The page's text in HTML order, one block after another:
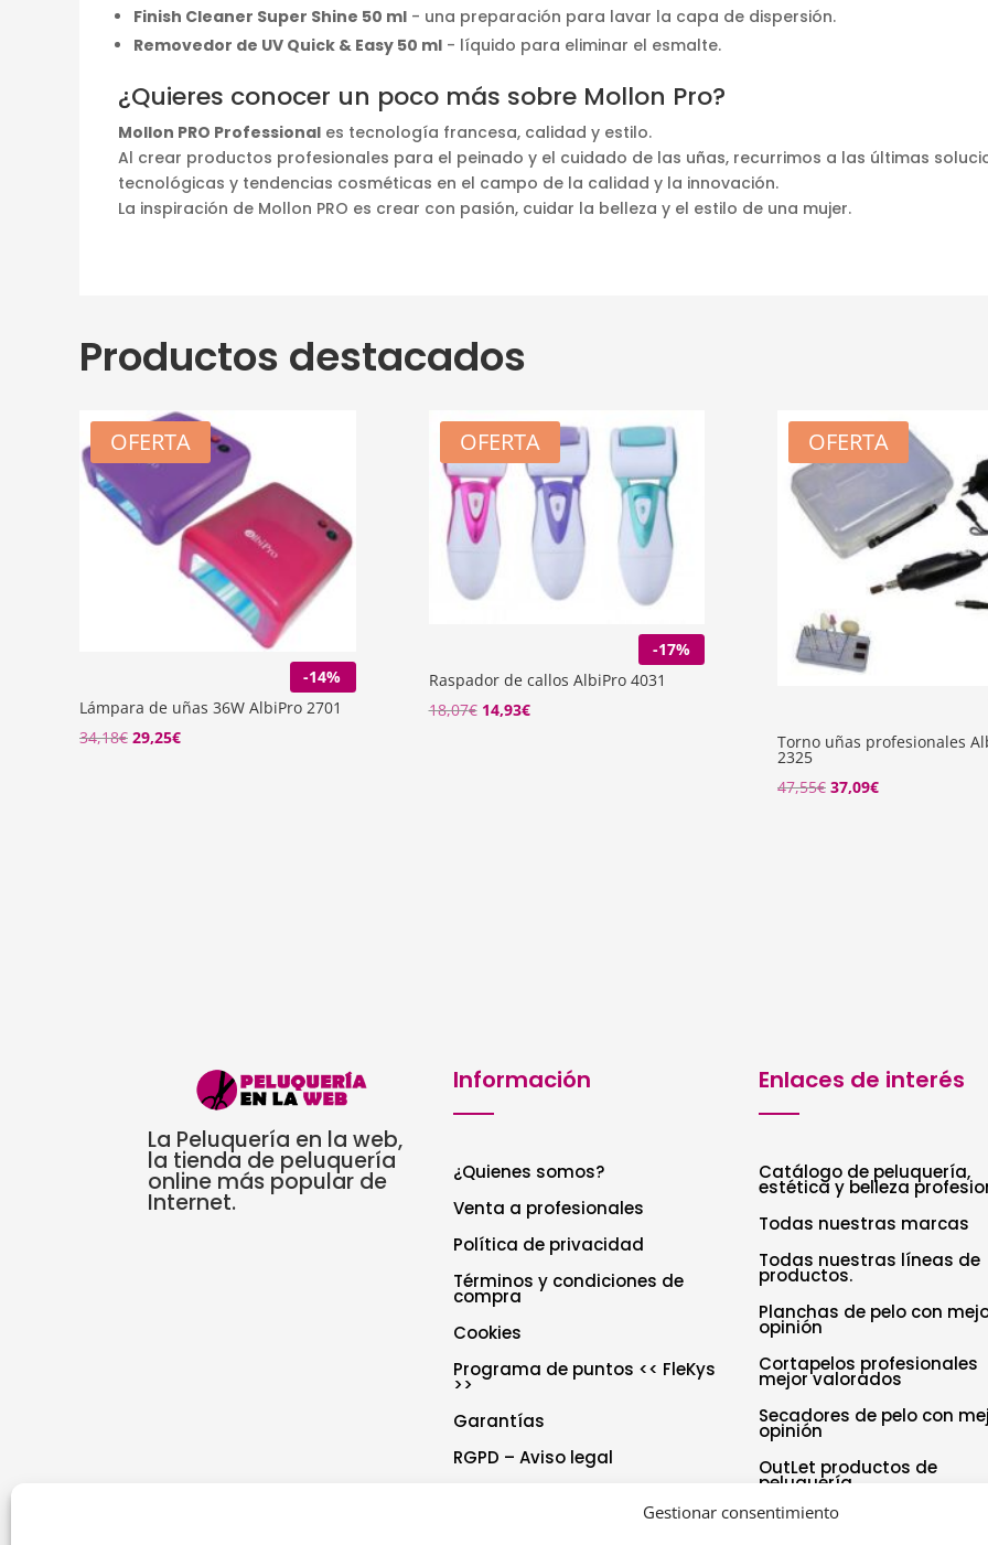
Gestionar consentimiento
Finish Cleaner Super Shine 50 ml - una preparación para lavar la capa de dispersión.
Removedor de UV Quick & Easy 50 ml - líquido para eliminar el esmalte.
¿Quieres conocer un poco más sobre Mollon Pro?
Mollon PRO Professional es tecnología francesa, calidad y estilo.
Al crear productos profesionales para el peinado y el cuidado de las uñas, recurrimos a las últimas
tecnológicas y tendencias cosméticas en el campo de la calidad y la innovación.
La inspiración de Mollon PRO es crear con pasión, cuidar la belleza y el estilo de una mujer.
Productos destacados
OFERTA
-14%
Lámpara de uñas 36W AlbiPro 2701
34,18€ El
29,25€El
OFERTA
-17%
Raspador de callos AlbiPro 4031
18,07€ El
14,93€El
OFERTA
Torno uñas profesionales
2325
47,55€ El
37,09€El
La Peluquería en la web,
la tienda de peluquería
online más popular de
Internet.
Información
¿Quienes somos?
Venta a profesionales
Política de privacidad
Términos y condiciones de
compra
Cookies
Programa de puntos << FleKys
>>
Garantías
RGPD – Aviso legal
Enlaces de interés
Catálogo de peluquería,
estética y belleza
Todas nuestras marcas
Todas nuestras líneas de
productos.
Planchas de pelo con
opinión
Cortapelos profesionales
mejor valorados
Secadores de pelo con
opinión
OutLet productos de
peluquería